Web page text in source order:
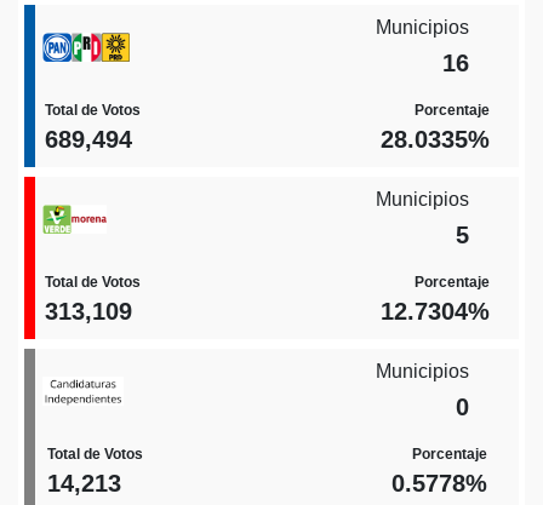
Municipios
16
Total de Votos
689,494
Porcentaje
28.0335%
Municipios
5
Total de Votos
313,109
Porcentaje
12.7304%
Municipios
0
Total de Votos
14,213
Porcentaje
0.5778%